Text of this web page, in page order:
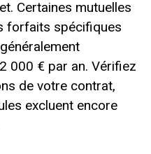
Certaines mutuelles
forfaits spécifiques
000 € par an. Vérifiez
de votre contrat,
excluent encore